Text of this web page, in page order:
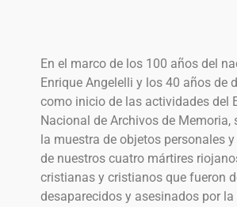
En el marco de los 100 años del
Enrique Angelelli y los 40 años de
como inicio de las actividades del
Nacional de Archivos de Memoria,
la muestra de objetos personales
de nuestros cuatro mártires
cristianas y cristianos que fueron
desaparecidos y asesinados por